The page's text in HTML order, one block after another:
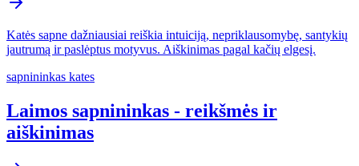
Katės sapne dažniausiai reiškia intuiciją, nepriklausomybę, santykių
jautrumą ir paslėptus motyvus. Aiškinimas pagal kačių elgesį.
sapnininkas kates
Laimos sapnininkas - reikšmės ir
aiškinimas